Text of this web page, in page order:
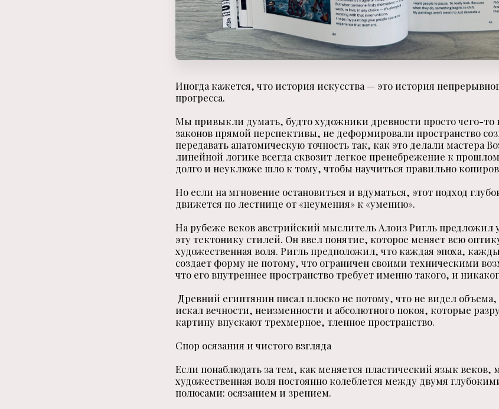
Иногда кажется, что история искусства — это история
прогресса.
Мы привыкли думать, будто художники древности просто чего-то
законов прямой перспективы, не деформировали пространство
передавать анатомическую точность так, как это делали мастера
линейной логике всегда сквозит легкое пренебрежение к
долго и неуклюже шло к тому, чтобы научиться правильно
Но если на мгновение остановиться и вдуматься, этот подход
движется по лестнице от «неумения» к «умению».
На рубеже веков австрийский мыслитель Алоиз Ригль предложил
эту тектонику стилей. Он ввел понятие, которое меняет всю
художественная воля. Ригль предположил, что каждая эпоха,
создает форму не потому, что ограничен своими техническими
что его внутреннее пространство требует именно такого, и
Древний египтянин писал плоско не потому, что не видел объема,
искал вечности, неизменности и абсолютного покоя, которые
картину впускают трехмерное, тленное пространство.
Спор осязания и чистого взгляда
Если понаблюдать за тем, как меняется пластический язык веков,
художественная воля постоянно колеблется между двумя
полюсами: осязанием и зрением.